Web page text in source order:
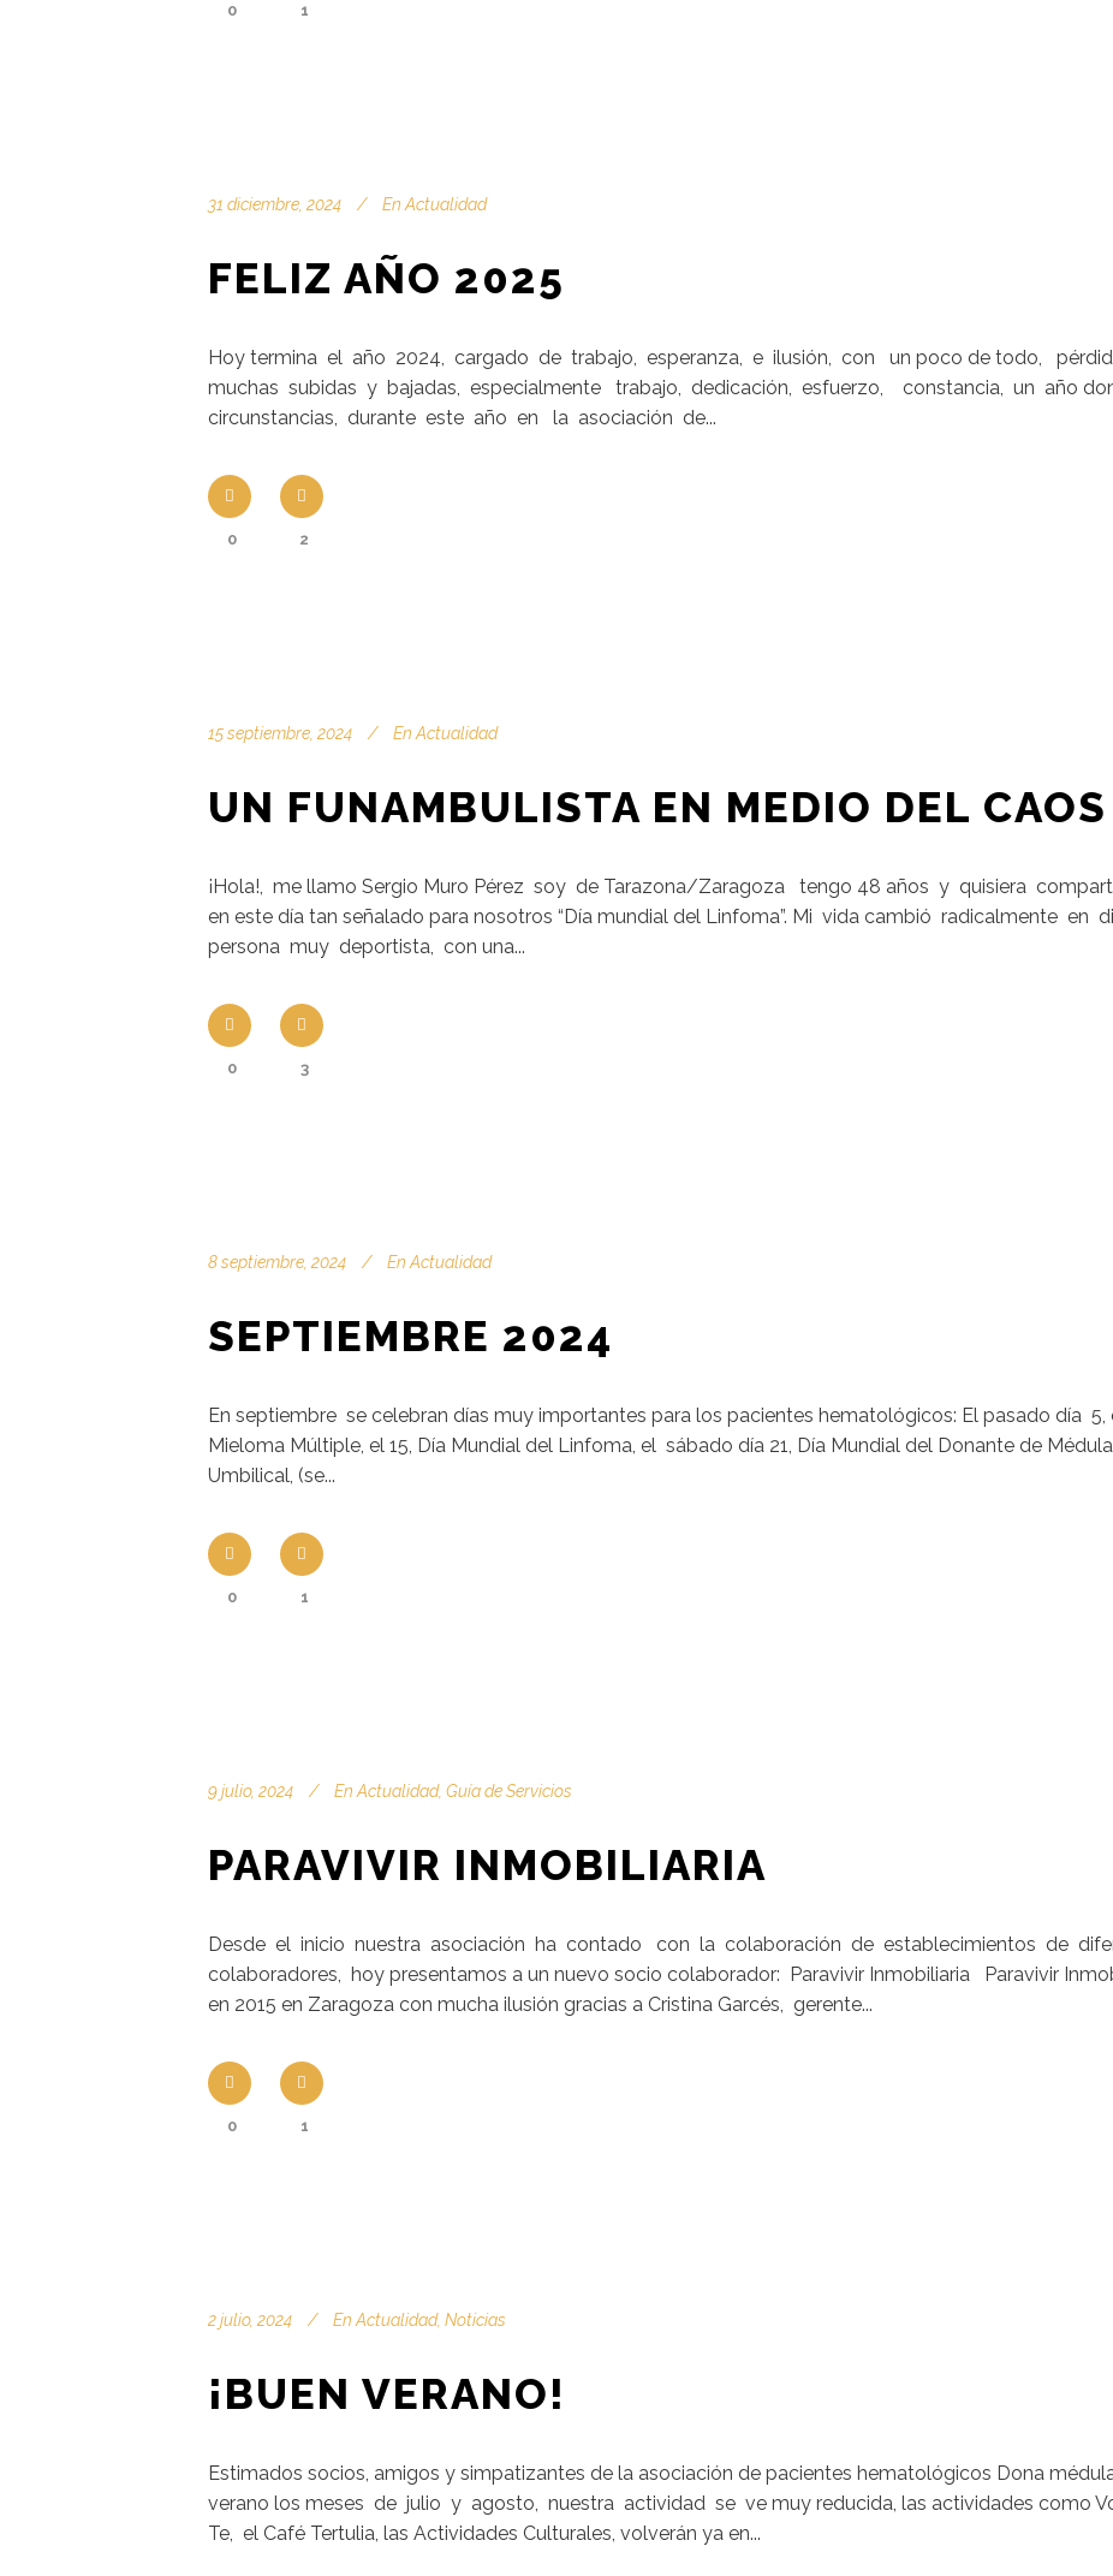
0 1
31 diciembre, 2024 En Actualidad
FELIZ AÑO 2025
Hoy termina el año 2024, cargado de trabajo, esperanza, e ilusión, con un poco de todo,
muchas subidas y bajadas, especialmente trabajo, dedicación, esfuerzo, constancia, un año
circunstancias, durante este año en la asociación de...
0 2
15 septiembre, 2024 En Actualidad
UN FUNAMBULISTA EN MEDIO DEL CAOS
¡Hola!, me llamo Sergio Muro Pérez soy de Tarazona/Zaragoza tengo 48 años y quisiera
en este día tan señalado para nosotros “Día mundial del Linfoma”. Mi vida cambió radicalmente en
persona muy deportista, con una...
0 3
8 septiembre, 2024 En Actualidad
SEPTIEMBRE 2024
En septiembre se celebran días muy importantes para los pacientes hematológicos: El pasado día
Mieloma Múltiple, el 15, Día Mundial del Linfoma, el sábado día 21, Día Mundial del Donante de
Umbilical, (se...
0 1
9 julio, 2024 En Actualidad, Guía de Servicios
PARAVIVIR INMOBILIARIA
Desde el inicio nuestra asociación ha contado con la colaboración de establecimientos de
colaboradores, hoy presentamos a un nuevo socio colaborador: Paravivir Inmobiliaria Paravivir
en 2015 en Zaragoza con mucha ilusión gracias a Cristina Garcés, gerente...
0 1
2 julio, 2024 En Actualidad, Noticias
¡BUEN VERANO!
Estimados socios, amigos y simpatizantes de la asociación de pacientes hematológicos Dona
verano los meses de julio y agosto, nuestra actividad se ve muy reducida, las actividades como
Te, el Café Tertulia, las Actividades Culturales, volverán ya en...